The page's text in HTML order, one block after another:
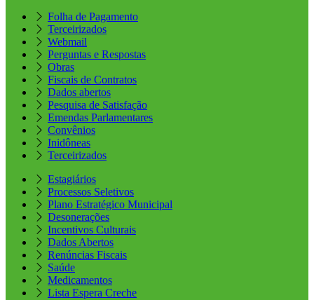
Folha de Pagamento
Terceirizados
Webmail
Perguntas e Respostas
Obras
Fiscais de Contratos
Dados abertos
Pesquisa de Satisfação
Emendas Parlamentares
Convênios
Inidôneas
Terceirizados
Estagiários
Processos Seletivos
Plano Estratégico Municipal
Desonerações
Incentivos Culturais
Dados Abertos
Renúncias Fiscais
Saúde
Medicamentos
Lista Espera Creche